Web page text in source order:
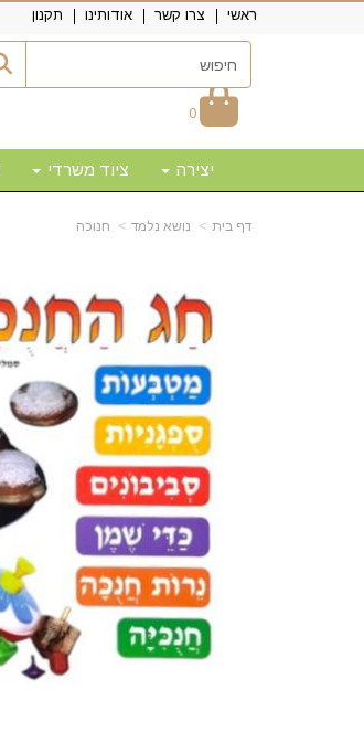
ראשי צרו קשר אודותינו תקנון
0
יצירה ציוד משרדי
דף בית נושא נלמד חנוכה